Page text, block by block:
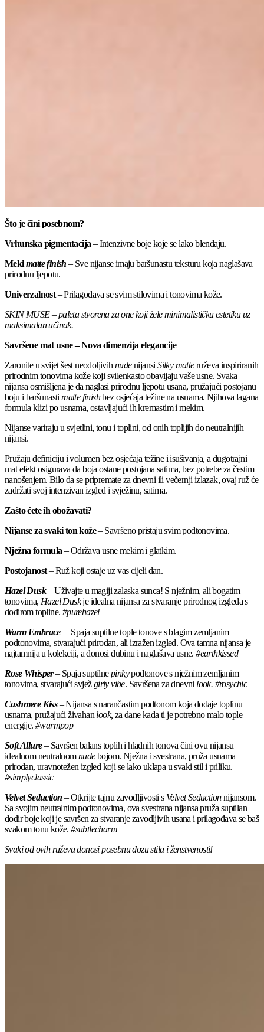
Što je čini posebnom?
Vrhunska pigmentacija – Intenzivne boje koje se lako blendaju.
Mekimatte finish – Sve nijanse imaju baršunastu teksturu koja naglašava
prirodnu ljepotu.
Univerzalnost– Prilagođava se svim stilovima i tonovima kože.
SKIN MUSE–paleta stvorena za one koji žele minimalističku estetiku uz
maksimalan učinak.
Savršenematusne– Novadimenzijaelegancije
Zaronite u svijet šest neodoljivih nudenijansiSilkymatteruževa inspiriranih
prirodnim tonovima kože koji svilenkasto obavijaju vaše usne. Svaka
nijansa osmišljena je da naglasi prirodnu ljepotu usana, pružajući postojanu
boju i baršunastimatte finishbez osjećaja težine na usnama. Njihova lagana
formula klizi po usnama, ostavljajući ih kremastim i mekim.
Nijanse variraju u svjetlini, tonu i toplini, od onih toplijih do neutralnijih
nijansi.
Pružaju definiciju i volumen bez osjećaja težine i isušivanja, a dugotrajni
mat efekt osigurava da boja ostane postojana satima, bez potrebe za čestim
nanošenjem. Bilo da se pripremate za dnevni ili večernji izlazak, ovaj ruž će
zadržati svoj intenzivan izgled i svježinu, satima.
Zašto ćete ih obožavati?
Nijanse za svaki ton kože– Savršeno pristaju svim podtonovima.
Nježna formula – Održava usne mekim i glatkim.
Postojanost– Ruž koji ostaje uz vas cijeli dan.
Hazel Dusk– Uživajte u magiji zalaska sunca! S nježnim, ali bogatim
tonovima, Hazel Duskje idealna nijansa za stvaranje prirodnog izgleda s
dodirom topline. #purehazel
Warm Embrace– Spaja suptilne tople tonove s blagim zemljanim
podtonovima, stvarajući prirodan, ali izražen izgled. Ova tamna nijansa je
najtamnija u kolekciji, a donosi dubinu i naglašava usne.#earthkissed
Rose Whisper– Spaja suptilnepinkypodtonove s nježnim zemljanim
tonovima, stvarajući svježgirly vibe. Savršena za dnevni look. #rosychic
Cashmere Kiss– Nijansa s narančastim podtonom koja dodaje toplinu
usnama, pružajući živahan look, za dane kada ti je potrebno malo tople
energije. #warmpop
Soft Allure– Savršen balans toplih i hladnih tonova čini ovu nijansu
idealnom neutralnomnudebojom. Nježna i svestrana, pruža usnama
prirodan, uravnotežen izgled koji se lako uklapa u svaki stil i priliku.
#simplyclassic
Velvet Seduction – Otkrijte tajnu zavodljivosti s Velvet Seductionnijansom.
Sa svojim neutralnim podtonovima, ova svestrana nijansa pruža suptilan
dodir boje koji je savršen za stvaranje zavodljivih usana i prilagođava se baš
svakom tonu kože.#subtlecharm
Svaki od ovih ruževa donosi posebnu dozu stila i ženstvenosti!